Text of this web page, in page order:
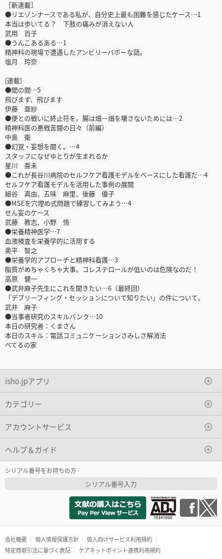
［新連載］
●リエゾンナースである私が、自分史上最も困難を感じたケース…1
本当は歩いてる？ 下肢の痛みが消えない人
武用 百子
●うんこあるある…1
精神科の現場で遭遇したアンビリーバボーな話。
塩月 玲奈
[連載]
●間の間…5
飛びます、飛びます
伊藤 亜紗
●便との戦いに終止符を。腸は畑－畑を壊さないためには…2
精神科医の悪戦苦闘の日々（前編）
中島 衛
●幻覚・妄想を聞く。…4
スタッフになぜゆとりが生まれるか
星川 亜未
●これが長谷川病院のセルフケア看護モデルをベースにした看護だ…4
セルフケア看護モデルを活用した事例の展開
細谷 真由、五味 麻里、後藤 優子
●MSEを穴埋め式問題で練習してみよう…4
せん妄のケース
武藤 教志、小野 悟
●栄養精神医学…7
血液検査を栄養学的に活用する
奥平 智之
●栄養学的アプローチと精神科看護…3
脂質がめちゃくちゃ大事。コレステロールが低いのは危険なのだ！
高原 健一
●武井麻子先生にこれを聞きたい…6（最終回）
「デブリーフィング・セッションについて知りたい」の件について。
武井 麻子
●当事者研究のスキルバンク…10
本日の研究者：くまさん
本日のスキル：電話コミュニケーションさみしさ解消法
べてるの家
isho.jpアプリ
カテゴリー
アカウントサービス
ヘルプ＆ガイド
シリアル番号をお持ちの方
シリアル番号入力
会社概要 個人情報保護方針
個人向けサービス利用規約
特定商取引法に基づく表記
ケアネットポイント連携利用規約